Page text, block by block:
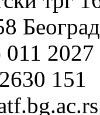
2027
151